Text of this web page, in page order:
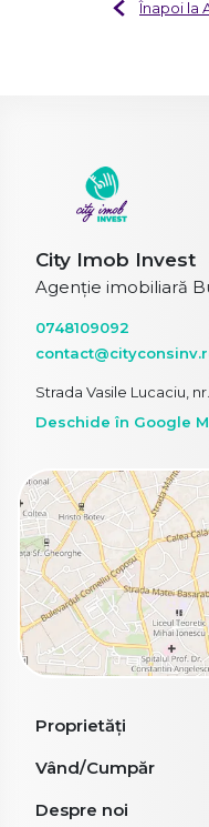
Înapoi la
City Imob Invest
Agenție imobiliară
0748109092
Strada Vasile Lucaciu,
Deschide în Google
Proprietăți
Vând/Cumpăr
Despre noi